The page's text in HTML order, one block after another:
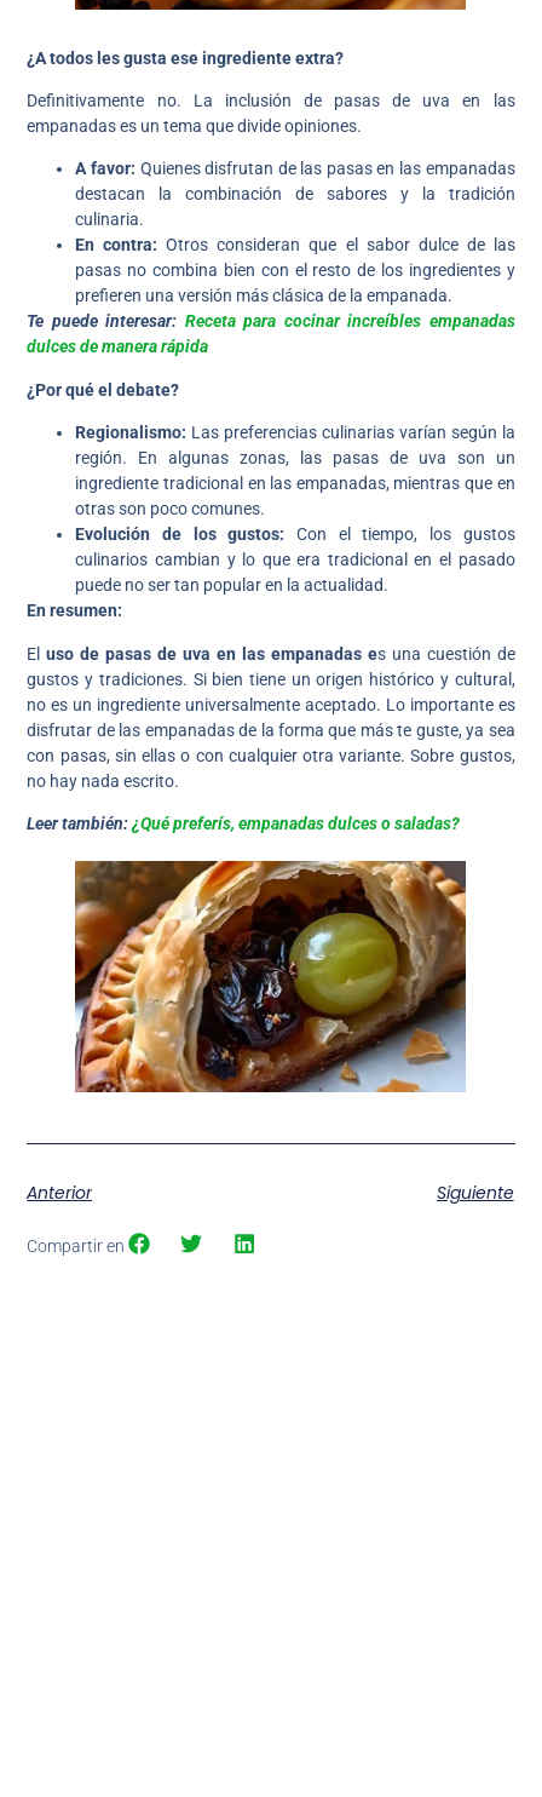
¿A todos les gusta ese ingrediente extra?
Definitivamente no. La inclusión de pasas de uva en las
empanadas es un tema que divide opiniones.
A favor: Quienes disfrutan de las pasas en las empanadas
destacan la combinación de sabores y la tradición
culinaria.
En contra: Otros consideran que el sabor dulce de las
pasas no combina bien con el resto de los ingredientes y
prefieren una versión más clásica de la empanada.
Te puede interesar: Receta para cocinar increíbles empanadas
dulces de manera rápida
¿Por qué el debate?
Regionalismo: Las preferencias culinarias varían según la
región. En algunas zonas, las pasas de uva son un
ingrediente tradicional en las empanadas, mientras que en
otras son poco comunes.
Evolución de los gustos: Con el tiempo, los gustos
culinarios cambian y lo que era tradicional en el pasado
puede no ser tan popular en la actualidad.
En resumen:
Eluso de pasas de uva en las empanadas es una cuestión de
gustos y tradiciones. Si bien tiene un origen histórico y cultural,
no es un ingrediente universalmente aceptado. Lo importante es
disfrutar de las empanadas de la forma que más te guste, ya sea
con pasas, sin ellas o con cualquier otra variante. Sobre gustos,
no hay nada escrito.
Leer también:¿Qué preferís, empanadas dulces o saladas?
Anterior Siguiente
Compartir en